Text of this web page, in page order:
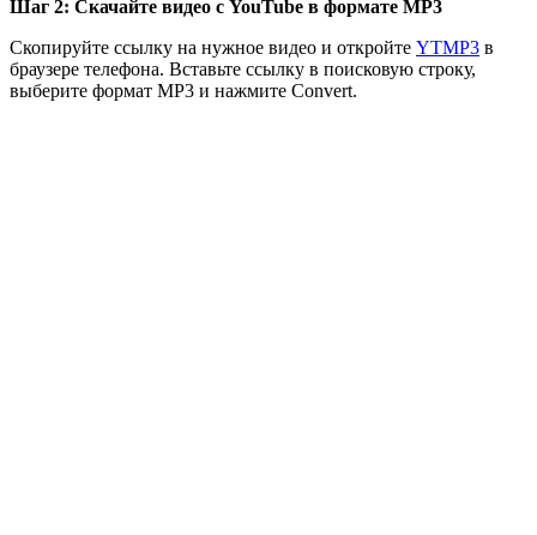
Шаг 2: Скачайте видео с YouTube в формате MP3
Скопируйте ссылку на нужное видео и откройте YTMP3 в
браузере телефона. Вставьте ссылку в поисковую строку,
выберите формат MP3 и нажмите Convert.